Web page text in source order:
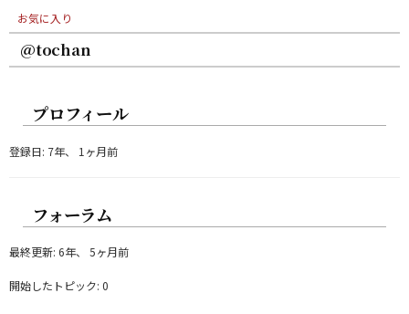
お気に入り
@tochan
プロフィール
登録日: 7年、 1ヶ月前
フォーラム
最終更新: 6年、 5ヶ月前
開始したトピック: 0